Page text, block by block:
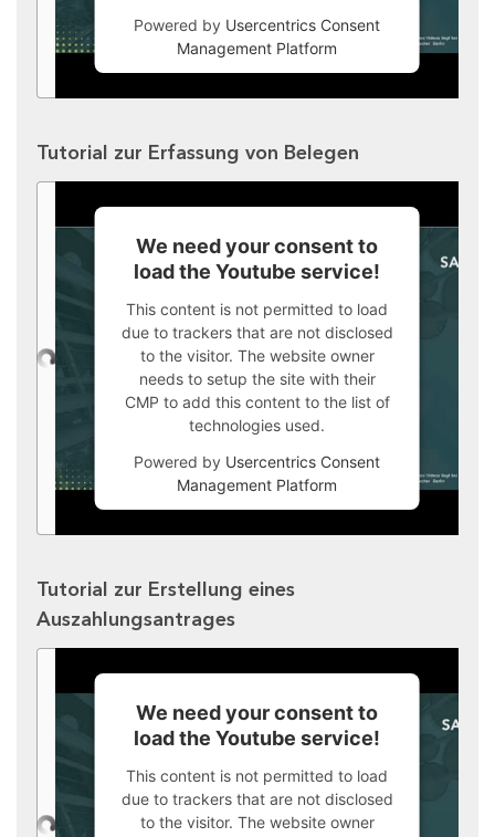
Powered by Usercentrics Consent
Management Platform
Tutorial zur Erfassung von Belegen
We need your consent to
load the Youtube service!
This content is not permitted to load
due to trackers that are not disclosed
to the visitor. The website owner
needs to setup the site with their
CMP to add this content to the list of
technologies used.
Powered by Usercentrics Consent
Management Platform
Tutorial zur Erstellung eines
Auszahlungsantrages
We need your consent to
load the Youtube service!
This content is not permitted to load
due to trackers that are not disclosed
to the visitor. The website owner